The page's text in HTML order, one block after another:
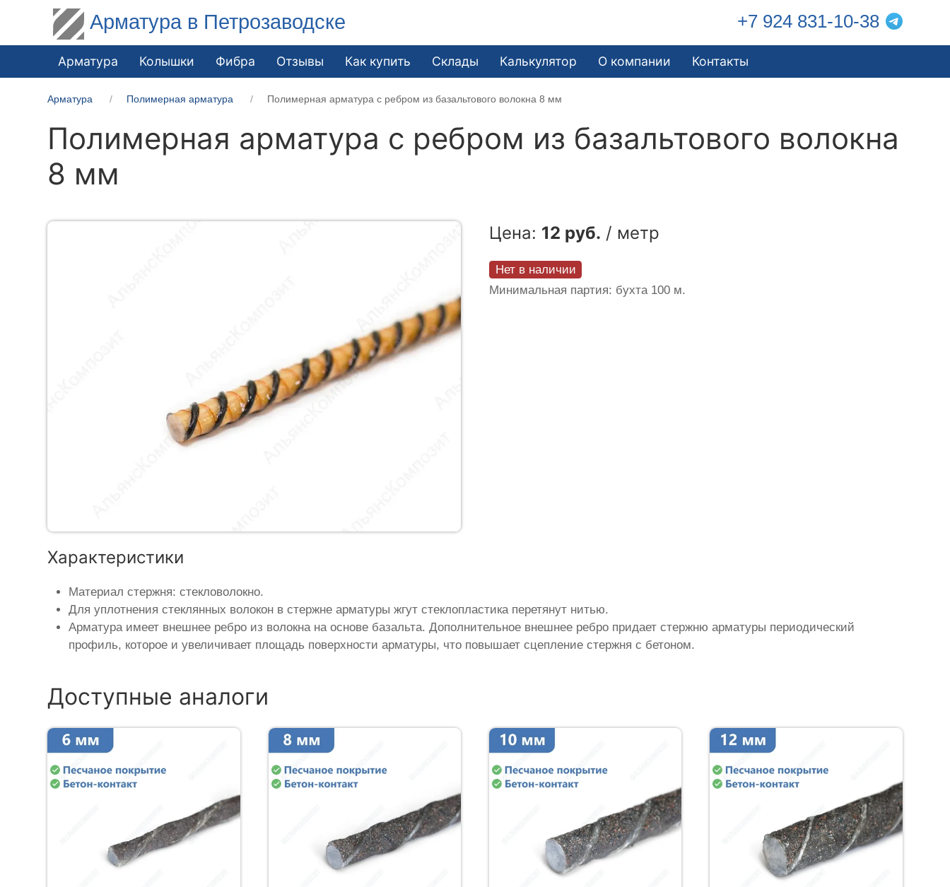
Арматура в Петрозаводске +7 924 831-10-38
Арматура Колышки Фибра Отзывы Как купить Склады Калькулятор О компании Контакты
Арматура Полимерная арматура Полимерная арматура c ребром из базальтового волокна 8 мм
Полимерная арматура c ребром из базальтового волокна
8 мм
Цена: 12 руб. / метр
Нет в наличии
Минимальная партия: бухта 100 м.
Характеристики
Материал стержня: стекловолокно.
Для уплотнения стеклянных волокон в стержне арматуры жгут стеклопластика перетянут нитью.
Арматура имеет внешнее ребро из волокна на основе базальта. Дополнительное внешнее ребро придает стержню арматуры периодический
профиль, которое и увеличивает площадь поверхности арматуры, что повышает сцепление стержня с бетоном.
Доступные аналоги